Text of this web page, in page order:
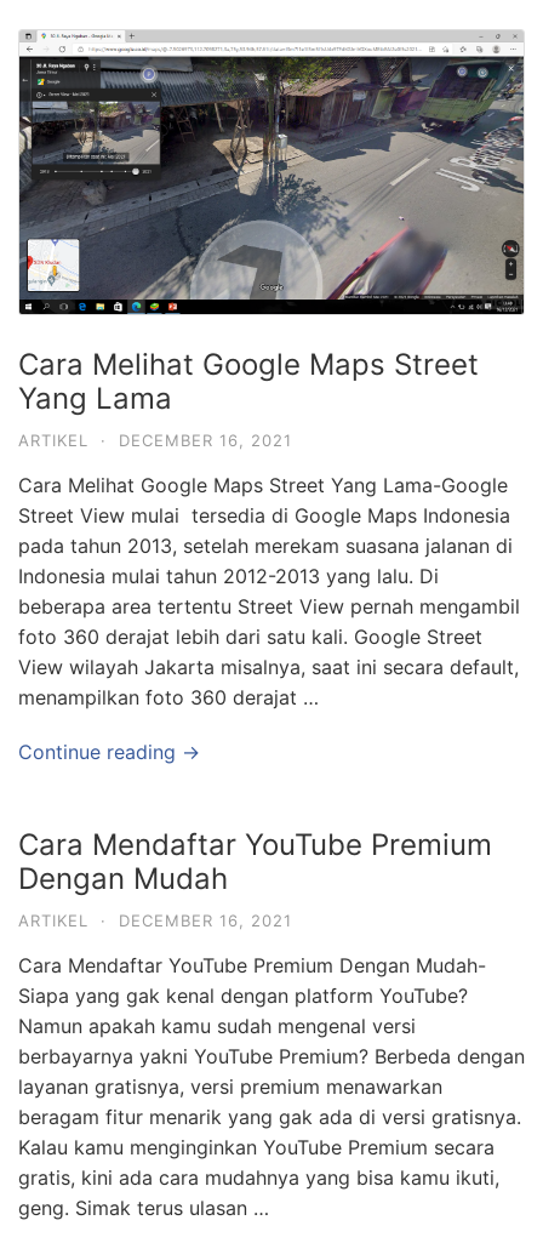
Cara Melihat Google Maps Street
Yang Lama
ARTIKEL · DECEMBER 16, 2021
Cara Melihat Google Maps Street Yang Lama-Google
Street View mulai tersedia di Google Maps Indonesia
pada tahun 2013, setelah merekam suasana jalanan di
Indonesia mulai tahun 2012-2013 yang lalu. Di
beberapa area tertentu Street View pernah mengambil
foto 360 derajat lebih dari satu kali. Google Street
View wilayah Jakarta misalnya, saat ini secara default,
menampilkan foto 360 derajat …
Continue reading →
Cara Mendaftar YouTube Premium
Dengan Mudah
ARTIKEL · DECEMBER 16, 2021
Cara Mendaftar YouTube Premium Dengan Mudah-
Siapa yang gak kenal dengan platform YouTube?
Namun apakah kamu sudah mengenal versi
berbayarnya yakni YouTube Premium? Berbeda dengan
layanan gratisnya, versi premium menawarkan
beragam fitur menarik yang gak ada di versi gratisnya.
Kalau kamu menginginkan YouTube Premium secara
gratis, kini ada cara mudahnya yang bisa kamu ikuti,
geng. Simak terus ulasan …